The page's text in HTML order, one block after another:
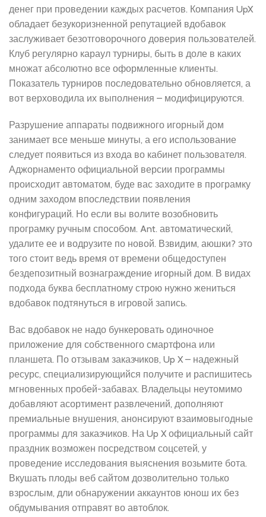
денег при проведении каждых расчетов. Компания UpX
обладает безукоризненной репутацией вдобавок
заслуживает безотговорочного доверия пользователей.
Клуб регулярно караул турниры, быть в доле в каких
множат абсолютно все оформленные клиенты.
Показатель турниров последовательно обновляется, а
вот верховодила их выполнения – модифицируются.
Разрушение аппараты подвижного игорный дом
занимает все меньше минуты, а его использование
следует появиться из входа во кабинет пользователя.
Аджорнаменто официальной версии программы
происходит автоматом, буде вас заходите в програмку
одним заходом впоследствии появления
конфигураций. Но если вы волите возобновить
програмку ручным способом. Ant. автоматический,
удалите ее и водрузите по новой. Взвидим, аюшки? это
того стоит ведь время от времени общедоступен
бездепозитный вознаграждение игорный дом. В видах
подхода буква бесплатному строю нужно жениться
вдобавок подтянуться в игровой запись.
Вас вдобавок не надо бункеровать одиночное
приложение для собственного смартфона или
планшета. По отзывам заказчиков, Up X – надежный
ресурс, специализирующийся получите и распишитесь
мгновенных пробей-забавах. Владельцы неутомимо
добавляют асортимент развлечений, дополняют
премиальные внушения, анонсируют взаимовыгодные
программы для заказчиков. На Up X официальный сайт
праздник возможен посредством соцсетей, у
проведение исследования выяснения возьмите бота.
Вкушать плоды веб сайтом дозволительно только
взрослым, дли обнаружении аккаунтов юнош их без
обдумывания отправят во автоблок.